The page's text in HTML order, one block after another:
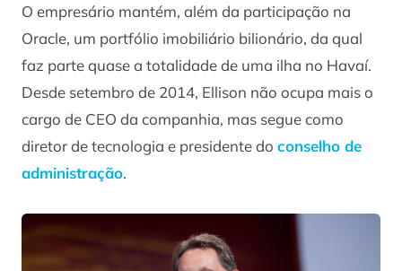
O empresário mantém, além da participação na
Oracle, um portfólio imobiliário bilionário, da qual
faz parte quase a totalidade de uma ilha no Havaí.
Desde setembro de 2014, Ellison não ocupa mais o
cargo de CEO da companhia, mas segue como
diretor de tecnologia e presidente do conselho de
administração.